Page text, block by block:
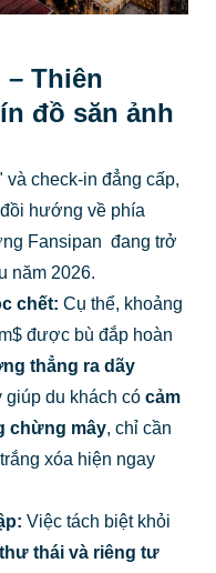
Thiên
đồ săn ảnh
check-in đẳng cấp,
hướng về phía
Fansipan đang trở
năm 2026.
chết: Cụ thể, khoảng
được bù đắp hoàn
thẳng ra dãy
giúp du khách có cảm
chừng mây, chỉ cần
xóa hiện ngay
Việc tách biệt khỏi
thái và riêng tư